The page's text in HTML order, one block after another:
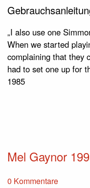
„I also use one
When we started
complaining that they
had to set one up for
1985
Mel Gaynor
0 Kommentare